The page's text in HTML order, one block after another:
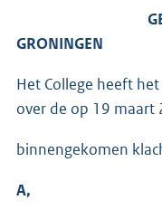
GRONINGEN
Het College heeft
over de op 19 maart
binnengekomen
A,